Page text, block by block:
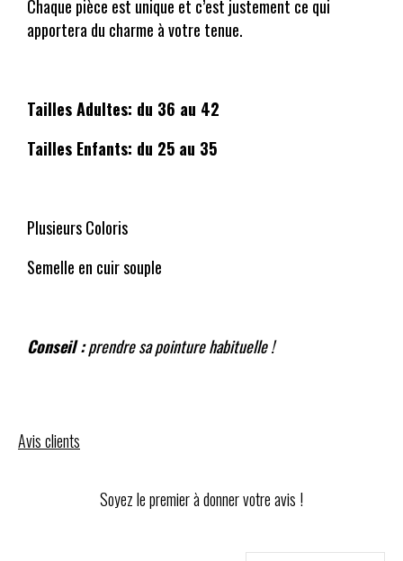
Chaque pièce est unique et c’est justement ce qui
apportera du charme à votre tenue.
Tailles Adultes: du 36 au 42
Tailles Enfants: du 25 au 35
Plusieurs Coloris
Semelle en cuir souple
Conseil :prendre sa pointure habituelle !
Avis clients
Soyez le premier à donner votre avis !